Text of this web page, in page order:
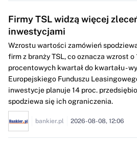
Firmy TSL widzą więcej
inwestycjami
Wzrostu wartości zamówień
firm z branży TSL, co oznacza wzrost
procentowych kwartał do kwartału -
Europejskiego Funduszu
inwestycje planuje 14 proc.
spodziewa się ich ograniczenia.
bankier.pl 2026-08-08, 12:06